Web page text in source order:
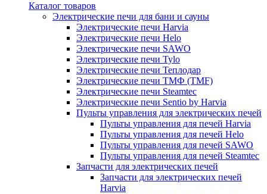
Каталог товаров
Электрические печи для бани и сауны
Электрические печи Harvia
Электрические печи Helo
Электрические печи SAWO
Электрические печи Tylo
Электрические печи Теплодар
Электрические печи ТМФ (TMF)
Электрические печи Steamtec
Электрические печи Sentio by Harvia
Пульты управления для электрических печей
Пульты управления для печей Harvia
Пульты управления для печей Helo
Пульты управления для печей SAWO
Пульты управления для печей Steamtec
Запчасти для электрических печей
Запчасти для электрических печей
Harvia